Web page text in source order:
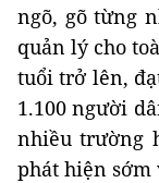
ngõ, gõ từng
quản lý cho
tuổi trở lên,
1.100 người
nhiều trường
phát hiện sớm